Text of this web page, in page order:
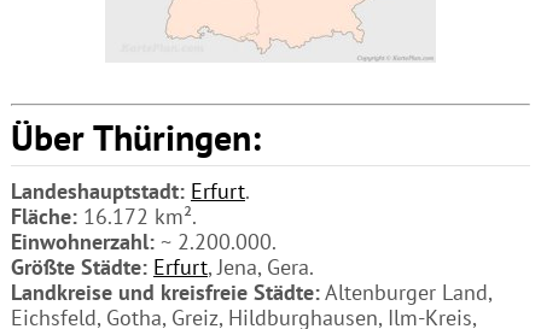
Über Thüringen:
Landeshauptstadt: Erfurt.
Fläche:16.172 km².
Einwohnerzahl:~ 2.200.000.
Größte Städte: Erfurt, Jena, Gera.
Landkreise und kreisfreie Städte:Altenburger Land,
Eichsfeld, Gotha, Greiz, Hildburghausen, Ilm-Kreis,